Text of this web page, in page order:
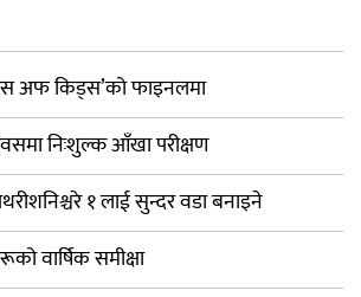
अफ किड्स’को फाइनलमा
निःशुल्क आँखा परीक्षण
१ लाई सुन्दर वडा बनाइने
वार्षिक समीक्षा